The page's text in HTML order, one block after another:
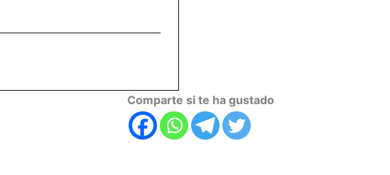
Comparte si te ha gustado